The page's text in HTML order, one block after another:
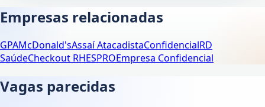
Empresas relacionadas
GPAMcDonald'sAssaí AtacadistaConfidencialRD
SaúdeCheckout RHESPROEmpresa Confidencial
Vagas parecidas